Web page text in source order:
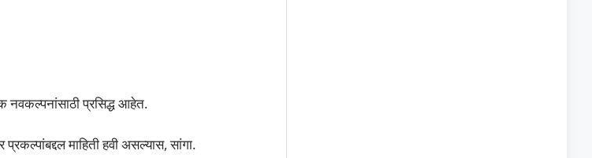
नवकल्पनांसाठी प्रसिद्ध आहेत.
माहिती हवी असल्यास, सांगा.